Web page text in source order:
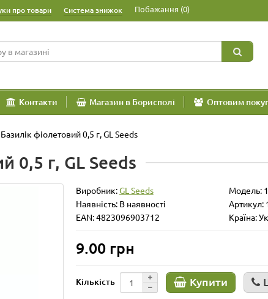
про товари Система знижок Побажання (0)
Контакти Магазин в Борисполі Оптовим
Базилік фіолетовий 0,5 г, GL Seeds
0,5 г, GL Seeds
Виробник:GL Seeds Модель:
Наявність: В наявності
Артикул:
EAN: 4823096903712
Країна:
9.00 грн
Кількість Купити